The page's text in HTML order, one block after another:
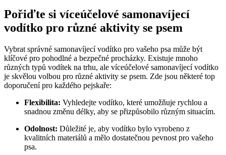
Pořiďte si víceúčelové samonavíjecí
vodítko pro různé aktivity se psem
Vybrat správné samonavíjecí vodítko pro vašeho psa může být
klíčové pro pohodlné a bezpečné procházky. Existuje mnoho
různých typů vodítek na trhu, ale víceúčelové samonavíjecí vodítko
je skvělou volbou pro různé aktivity se psem. Zde jsou některé top
doporučení pro každého pejskaře:
Flexibilita: Vyhledejte vodítko, které umožňuje rychlou a
snadnou změnu délky, aby se přizpůsobilo různým situacím.
Odolnost: Důležité je, aby vodítko bylo vyrobeno z
kvalitních materiálů a mělo dostatečnou pevnost pro vašeho
psa.